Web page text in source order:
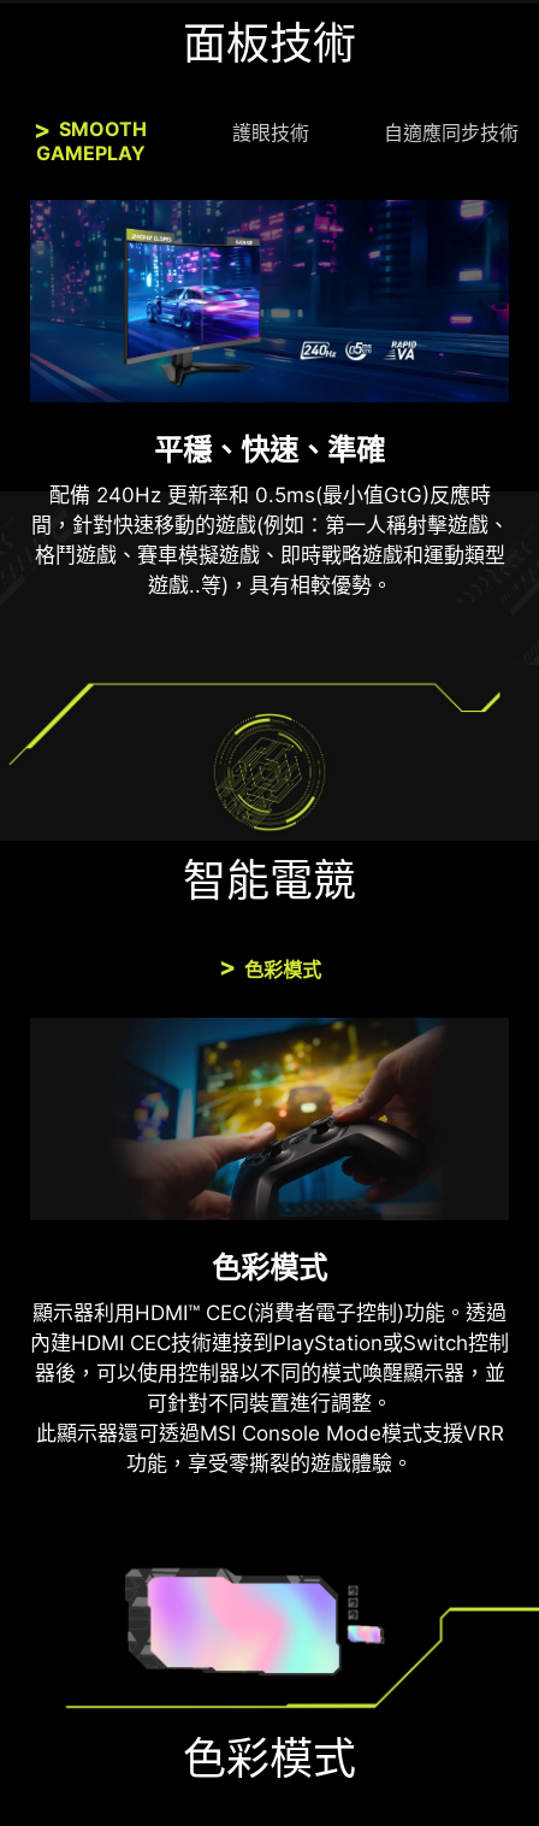
面板技術
SMOOTH
GAMEPLAY
護眼技術 自適應同步技術
平穩、快速、準確
配備 240Hz 更新率和 0.5ms(最小值GtG)反應時
間，針對快速移動的遊戲(例如：第一人稱射擊遊戲、
格鬥遊戲、賽車模擬遊戲、即時戰略遊戲和運動類型
遊戲..等)，具有相較優勢。
防閃爍、減藍光技術可減少閃爍並顯示較低藍光，從
而提供舒適的觀看體驗。
流暢遊戲體驗
暢玩遊戲不應該在流暢遊戲感受和破碎畫面之間做出
選擇。MSI電競顯示器，帶您體驗流暢、無殘影的效
能。享受透過支援HDR，實現無撕裂、無卡頓的遊戲
*注意：FreeSync Premium Pro 技術需要顯示器和 AMD
https://www.amd.com/freesync
前請先與販售通路確認此功能。
智能電競
色彩模式
色彩模式
顯示器利用HDMI™ CEC(消費者電子控制)功能。透過
內建HDMI CEC技術連接到PlayStation或Switch控制
器後，可以使用控制器以不同的模式喚醒顯示器，並
可針對不同裝置進行調整。
此顯示器還可透過MSI Console Mode模式支援VRR
功能，享受零撕裂的遊戲體驗。
色彩模式